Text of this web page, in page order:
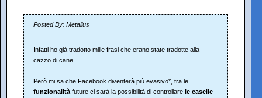
Posted By: Metallus
Infatti ho già tradotto mille frasi che erano state tradotte alla
cazzo di cane.
Però mi sa che Facebook diventerà più evasivo*, tra le
funzionalità future ci sarà la possibilità di controllare le caselle